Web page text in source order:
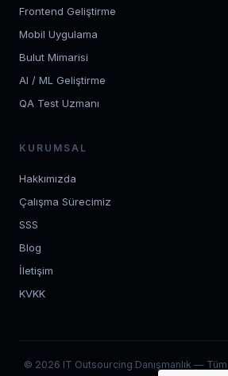
Frontend Geliştirme
Mobil Uygulama
Bulut Mimarisi
AI / ML Geliştirme
QA Test Uzmanı
KURUMSAL
Hakkımızda
Çalışma Sürecimiz
SSS
Blog
İletişim
KVKK
© 2026 IT Outsourcing Danışmanlık — Tüm